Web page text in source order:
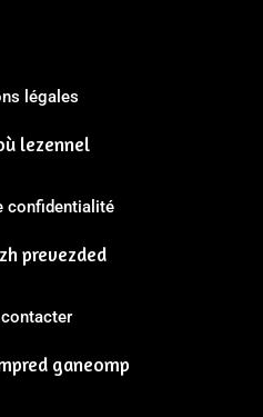
légales
lezennel
confidentialité
prevezded
ganeomp